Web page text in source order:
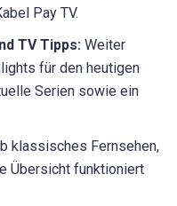
Pay TV.
TV Tipps: Weiter
für den heutigen
Serien sowie ein
klassisches Fernsehen,
Übersicht funktioniert